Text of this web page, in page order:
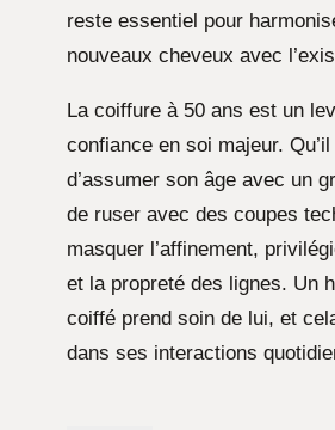
reste essentiel pour
nouveaux cheveux avec
La coiffure à 50 ans est un
confiance en soi majeur. Qu’il
d’assumer son âge avec un
de ruser avec des coupes
masquer l’affinement,
et la propreté des lignes. Un
coiffé prend soin de lui, et
dans ses interactions